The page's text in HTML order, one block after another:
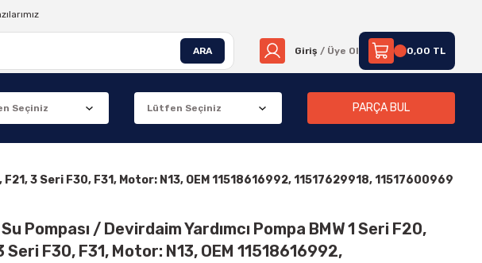
ARA Giriş / Üye Ol 0,00 TL
PARÇA BUL
3 Seri F30, F31, Motor: N13, OEM 11518616992, 11517629918, 11517600969
Pompası / Devirdaim Yardımcı Pompa BMW 1 Seri F20,
Seri F30, F31, Motor: N13, OEM 11518616992,